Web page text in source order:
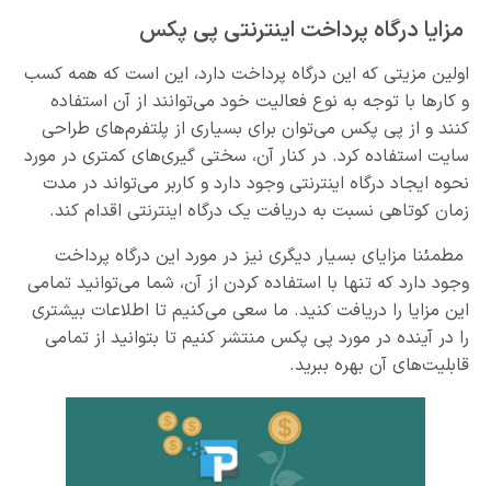
مزایا درگاه پرداخت اینترنتی پی پکس
اولین مزیتی که این درگاه پرداخت دارد، این است که همه کسب
و کارها با توجه به نوع فعالیت خود می‌توانند از آن استفاده
کنند و از پی پکس می‌توان برای بسیاری از پلتفرم‌های طراحی
سایت استفاده کرد. در کنار آن، سختی گیری‌های کمتری در مورد
نحوه ایجاد درگاه اینترنتی وجود دارد و کاربر می‌تواند در مدت
زمان کوتاهی نسبت به دریافت یک درگاه اینترنتی اقدام کند.
مطمئنا مزایای بسیار دیگری نیز در مورد این درگاه پرداخت
وجود دارد که تنها با استفاده کردن از آن، شما می‌توانید تمامی
این مزایا را دریافت کنید. ما سعی می‌کنیم تا اطلاعات بیشتری
را در آینده در مورد پی پکس منتشر کنیم تا بتوانید از تمامی
قابلیت‌های آن بهره ببرید.